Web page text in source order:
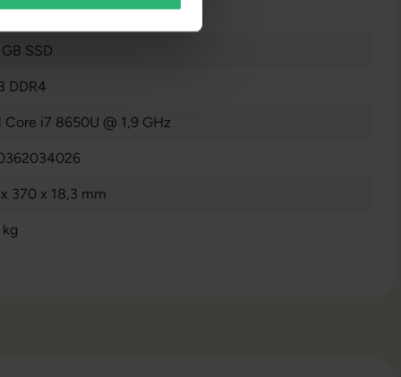
SSD
DDR4
Core i7 8650U @ 1,9 GHz
370 x 18,3 mm
kg